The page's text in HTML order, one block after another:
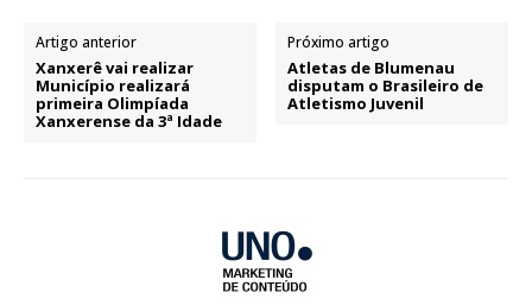
Artigo anterior
Xanxerê vai realizar
Município realizará
primeira Olimpíada
Xanxerense da 3ª Idade
Próximo artigo
Atletas de Blumenau
disputam o Brasileiro de
Atletismo Juvenil